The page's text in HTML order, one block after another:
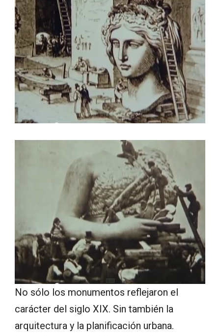
No sólo los monumentos reflejaron el
carácter del siglo XIX. Sin también la
arquitectura y la planificación urbana.